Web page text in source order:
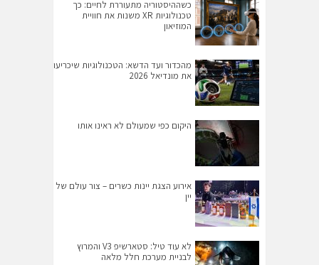
כשההיסטוריה מתעוררת לחיים: כך
טכנולוגיות XR משנות את חוויית
המוזיאון
מהכדור ועד הדשא: הטכנולוגיות שיכריעו
את מונדיאל 2026
היקום כפי שמעולם לא ראינו אותו
אירוע הצגת יינות כשרים – צור עולם של
יין
לא עוד טיל: סטארשיפ V3 והמרוץ
לבניית מערכת חלל מלאה